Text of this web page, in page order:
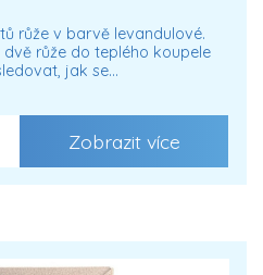
růže v barvě levandulové.
růže do teplého koupele
jak se…
Zobrazit více